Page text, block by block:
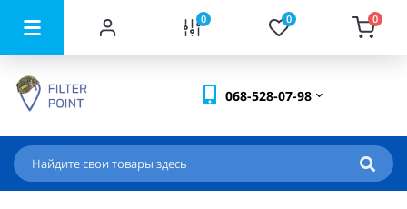
0 0 0
068-528-07-98